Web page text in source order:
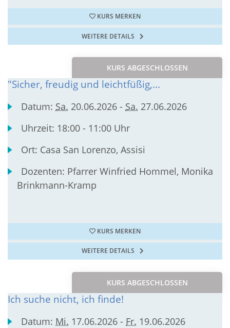
KURS MERKEN
WEITERE DETAILS
KURS ABGESCHLOSSEN
"Sicher, freudig und leichtfüßig,...
Datum: Sa. 20.06.2026 - Sa. 27.06.2026
Uhrzeit: 18:00 - 11:00 Uhr
Ort: Casa San Lorenzo, Assisi
Dozenten: Pfarrer Winfried Hommel, Monika
Brinkmann-Kramp
KURS MERKEN
WEITERE DETAILS
KURS ABGESCHLOSSEN
Ich suche nicht, ich finde!
Datum: Mi. 17.06.2026 - Fr. 19.06.2026